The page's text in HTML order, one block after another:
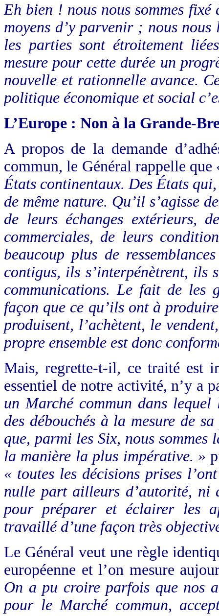
Eh bien ! nous nous sommes
moyens d’y parvenir ; nous
les parties sont étroitement
mesure pour cette durée un
nouvelle et rationnelle avance.
politique économique et social
L’Europe : Non à la Grande-
A propos de la demande
commun, le Général rappelle que
États continentaux. Des États
de même nature. Qu’il s’agisse
de leurs échanges extérieurs,
commerciales, de leurs
beaucoup plus de
contigus, ils s’interpénètrent, ils
communications. Le fait de les
façon que ce qu’ils ont à
produisent, l’achètent, le
propre ensemble est donc
Mais, regrette-t-il, ce traité est
essentiel de notre activité, n’y a
un Marché commun dans
des débouchés à la mesure de
que, parmi les Six, nous sommes
la manière la plus impérative. »
« toutes les décisions prises
nulle part ailleurs d’autorité, ni
pour préparer et éclairer les
travaillé d’une façon très
Le Général veut une règle
européenne et l’on mesure
On a pu croire parfois que nos
pour le Marché commun,